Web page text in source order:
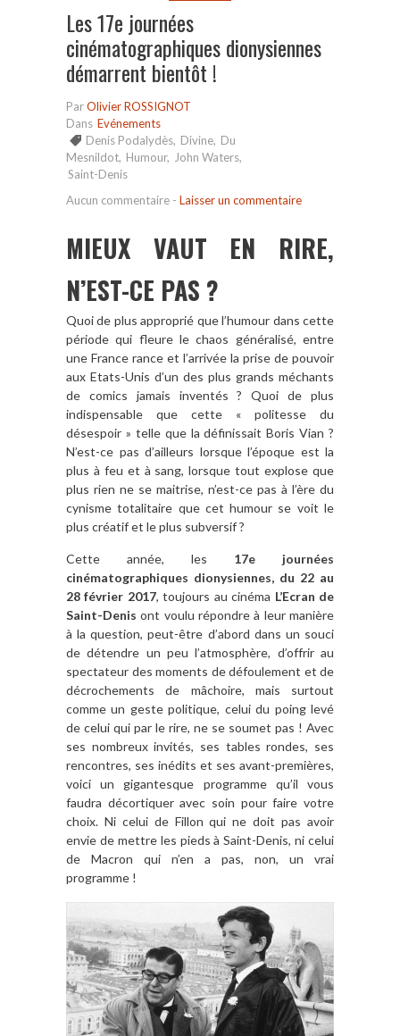
Les 17e journées
cinématographiques dionysiennes
démarrent bientôt !
ParOlivier ROSSIGNOT
Dans Evénements
Denis Podalydès, Divine, Du
Mesnildot, Humour, John Waters,
Saint-Denis
Aucun commentaire - Laisser un commentaire
MIEUX VAUT EN RIRE,
N’EST-CE PAS ?
Quoi de plus approprié que l’humour dans cette
période qui fleure le chaos généralisé, entre
une France rance et l’arrivée la prise de pouvoir
aux Etats-Unis d’un des plus grands méchants
de comics jamais inventés ? Quoi de plus
indispensable que cette « politesse du
désespoir » telle que la définissait Boris Vian ?
N’est-ce pas d’ailleurs lorsque l’époque est la
plus à feu et à sang, lorsque tout explose que
plus rien ne se maitrise, n’est-ce pas à l’ère du
cynisme totalitaire que cet humour se voit le
plus créatif et le plus subversif ?
Cette année, les 17e journées
cinématographiques dionysiennes, du 22 au
28 février 2017, toujours au cinéma L’Ecran de
Saint-Denisont voulu répondre à leur manière
à la question, peut-être d’abord dans un souci
de détendre un peu l’atmosphère, d’offrir au
spectateur des moments de défoulement et de
décrochements de mâchoire, mais surtout
comme un geste politique, celui du poing levé
de celui qui par le rire, ne se soumet pas ! Avec
ses nombreux invités, ses tables rondes, ses
rencontres, ses inédits et ses avant-premières,
voici un gigantesque programme qu’il vous
faudra décortiquer avec soin pour faire votre
choix. Ni celui de Fillon qui ne doit pas avoir
envie de mettre les pieds à Saint-Denis, ni celui
de Macron qui n’en a pas, non, un vrai
programme !